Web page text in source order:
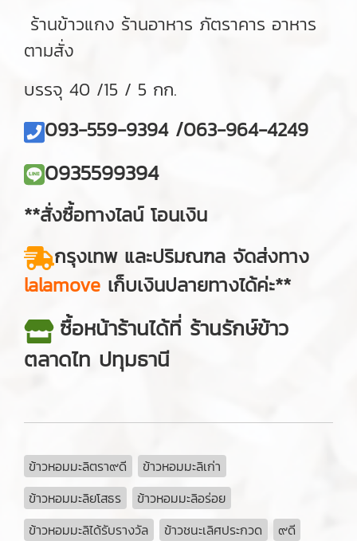
ร้านข้าวแกง ร้านอาหาร ภัตราคาร อาหาร
ตามสั่ง
บรรจุ 40 /15 / 5 กก.
093-559-9394 /063-964-4249
0935599394
**สั่งซื้อทางไลน์ โอนเงิน
กรุงเทพ และปริมณฑล จัดส่งทาง
lalamove เก็บเงินปลายทางได้ค่ะ**
ซื้อหน้าร้านได้ที่ ร้านรักษ์ข้าว
ตลาดไท ปทุมธานี
ข้าวหอมมะลิตรา๙ดี
ข้าวหอมมะลิเก่า
ข้าวหอมมะลิยโสธร
ข้าวหอมมะลิอร่อย
ข้าวหอมมะลิได้รับรางวัล
ข้าวชนะเลิศประกวด
๙ดี